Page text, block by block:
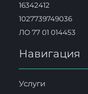
16342412
1027739749036
ЛО 77 01 014453
Навигация
Услуги